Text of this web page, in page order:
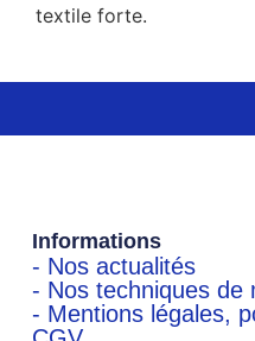
textile forte.
Informations
- Nos actualités
- Nos techniques de
- Mentions légales,